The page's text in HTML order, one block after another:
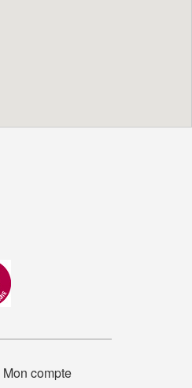
Mon compte